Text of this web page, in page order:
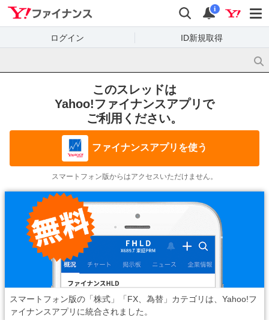
Yahoo!ファイナンス
検索 通知
i
ログイン ID新規取得
このスレッドは
Yahoo!ファイナンスアプリで
ご利用ください。
ファイナンスアプリを使う
スマートフォン版からはアクセスいただけません。
スマートフォン版の「株式」「FX、為替」カテゴリは、Yahoo!フ
ァイナンスアプリに統合されました。